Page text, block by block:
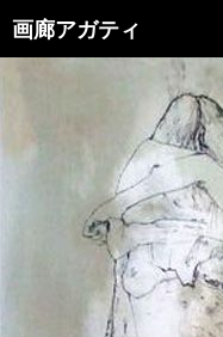
画廊アガティ
索
ツ